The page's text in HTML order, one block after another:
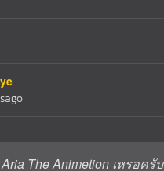
The Animetion เหรอครับ